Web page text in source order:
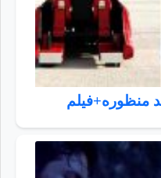
منظوره+فیلم